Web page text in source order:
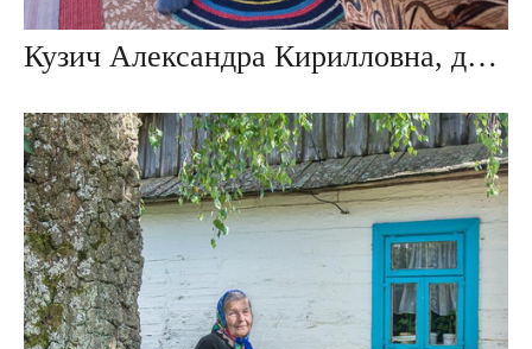
Кузич Александра Кирилловна, дер. Повитье, Беларусь